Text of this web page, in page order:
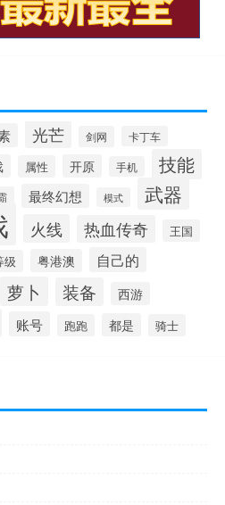
光芒 剑网 卡丁车
属性 开原 手机 技能
最终幻想 模式 武器
火线 热血传奇 王国
级 粤港澳 自己的
萝卜 装备 西游
账号 跑跑 都是 骑士